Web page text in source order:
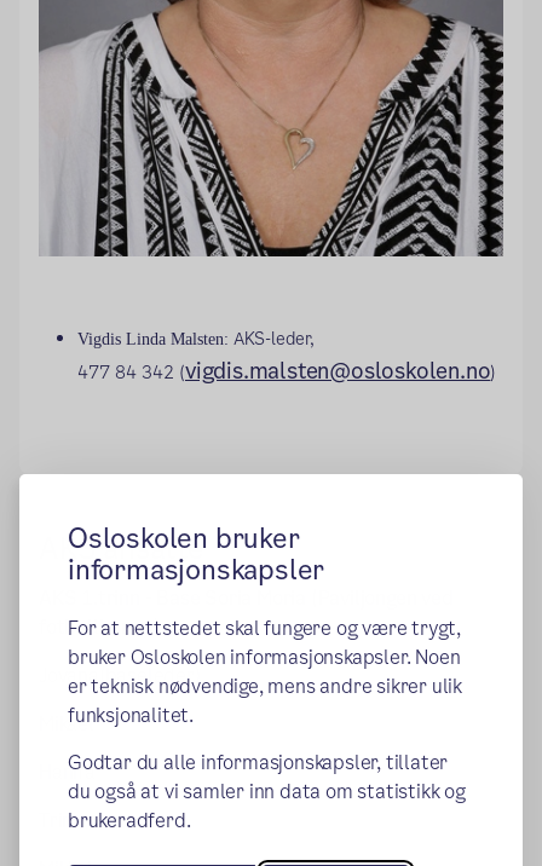
Osloskolen bruker
informasjonskapsler
For at nettstedet skal fungere og være trygt,
bruker Osloskolen informasjonskapsler. Noen
er teknisk nødvendige, mens andre sikrer ulik
funksjonalitet.
Godtar du alle informasjonskapsler, tillater
du også at vi samler inn data om statistikk og
brukeradferd.
Vigdis Linda Malsten: AKS-leder,
477 84 342 (vigdis.malsten@osloskolen.no)
AKS ansatte
fotballbanen)
Jovana(baseleder)
Mikael
Hanifa
Trine